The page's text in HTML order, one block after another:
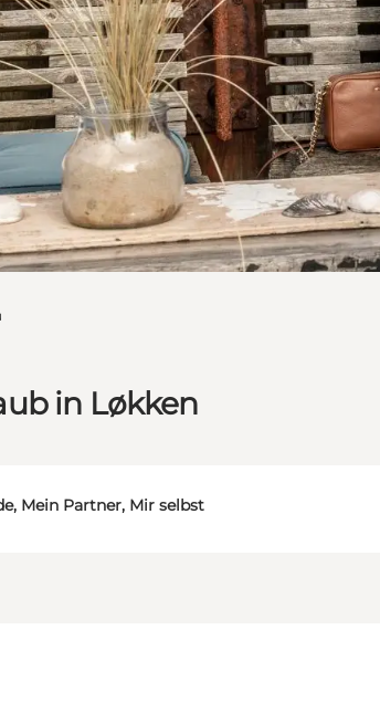
in Løkken
Mein Partner, Mir selbst